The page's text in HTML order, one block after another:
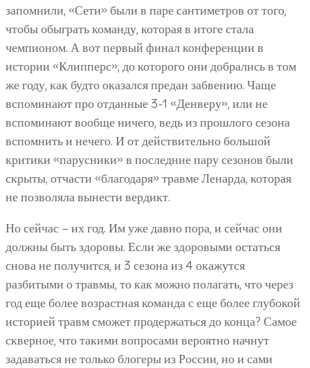
запомнили, «Сети» были в паре сантиметров от того,
чтобы обыграть команду, которая в итоге стала
чемпионом. А вот первый финал конференции в
истории «Клипперс», до которого они добрались в том
же году, как будто оказался предан забвению. Чаще
вспоминают про отданные 3-1 «Денверу», или не
вспоминают вообще ничего, ведь из прошлого сезона
вспомнить и нечего. И от действительно большой
критики «парусники» в последние пару сезонов были
скрыты, отчасти «благодаря» травме Ленарда, которая
не позволяла вынести вердикт.
Но сейчас – их год. Им уже давно пора, и сейчас они
должны быть здоровы. Если же здоровыми остаться
снова не получится, и 3 сезона из 4 окажутся
разбитыми о травмы, то как можно полагать, что через
год еще более возрастная команда с еще более глубокой
историей травм сможет продержаться до конца? Самое
скверное, что такими вопросами вероятно начнут
задаваться не только блогеры из России, но и сами